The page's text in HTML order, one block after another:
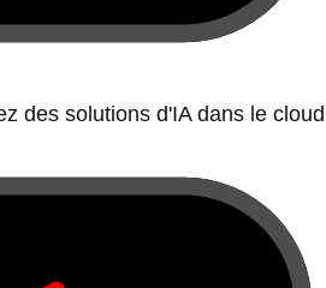
des solutions d'IA dans le cloud